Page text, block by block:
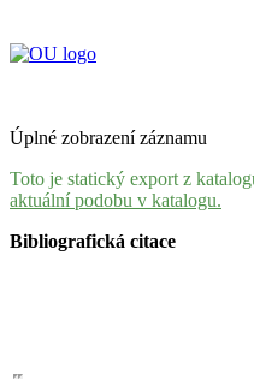
Úplné zobrazení záznamu
Toto je statický export z
aktuální podobu v katalogu.
Bibliografická citace